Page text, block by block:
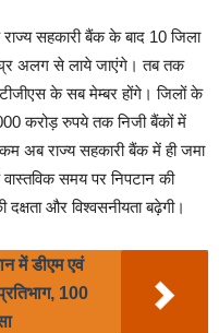
राज्य सहकारी बैंक के बाद 10 जिला
अलग से लाये जाएंगे। तब तक
के सब मेम्बर होंगे। जिलों के
करोड़ रुपये तक निजी बैंकों में
अब राज्य सहकारी बैंक में ही जमा
समय पर निपटान की
और विश्वसनीयता बढ़ेगी।
में डीएम एवं
100